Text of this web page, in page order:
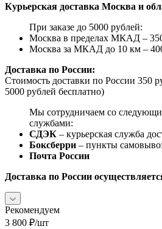
Курьерская доставка Москва и
При заказе до 5000 рублей:
Москва в пределах МКАД –
Москва за МКАД до 10 км –
Доставка по России:
Стоимость доставки по России 350
5000 рублей бесплатно)
Мы сотрудничаем со
службами:
СДЭК – курьерская служба
Боксберри – пункты
Почта России
Доставка по России
Рекомендуем
3 800 ₽/шт